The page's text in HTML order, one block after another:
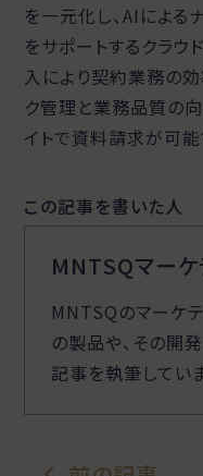
を一元化し、AIによ
をサポートするクラウ
入により契約業務の
ク管理と業務品質の
イトで資料請求が可能
この記事を書いた人
MNTSQマーケ
MNTSQのマーケ
の製品や、その開
記事を執筆してい